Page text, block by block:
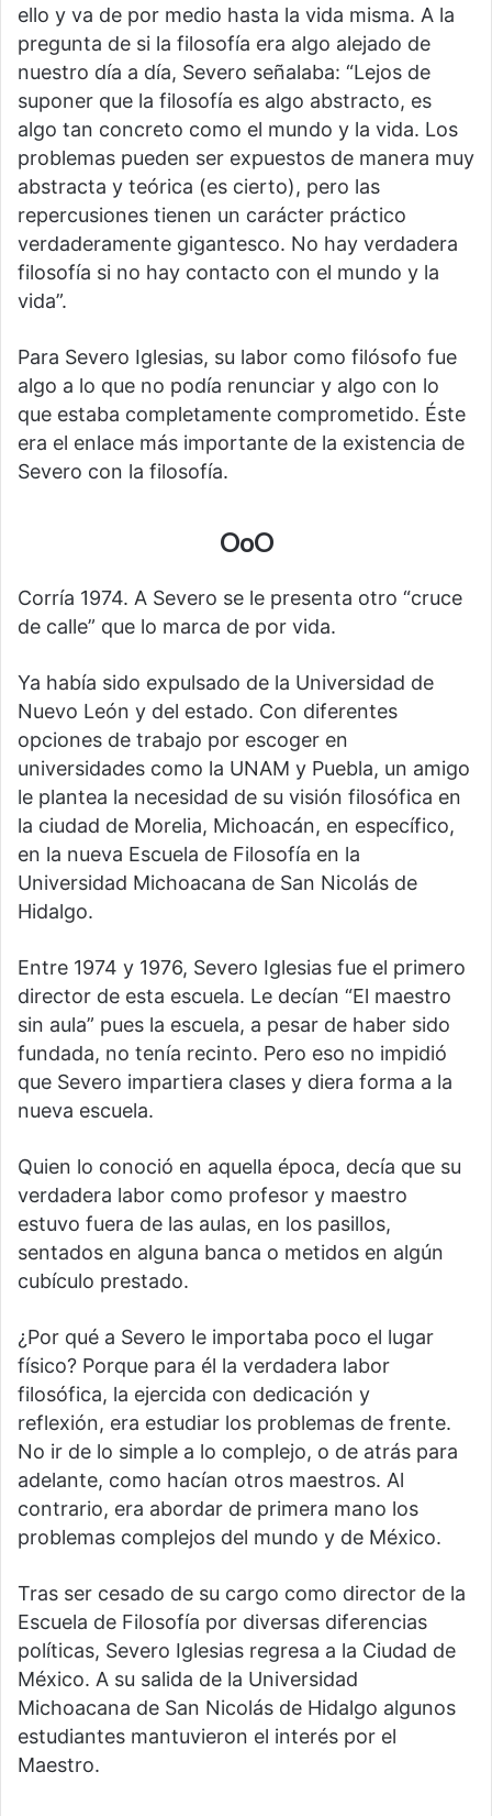
ello y va de por medio hasta la vida misma. A la
pregunta de si la filosofía era algo alejado de
nuestro día a día, Severo señalaba: “Lejos de
suponer que la filosofía es algo abstracto, es
algo tan concreto como el mundo y la vida. Los
problemas pueden ser expuestos de manera muy
abstracta y teórica (es cierto), pero las
repercusiones tienen un carácter práctico
verdaderamente gigantesco. No hay verdadera
filosofía si no hay contacto con el mundo y la
vida”.
Para Severo Iglesias, su labor como filósofo fue
algo a lo que no podía renunciar y algo con lo
que estaba completamente comprometido. Éste
era el enlace más importante de la existencia de
Severo con la filosofía.
OoO
Corría 1974. A Severo se le presenta otro “cruce
de calle” que lo marca de por vida.
Ya había sido expulsado de la Universidad de
Nuevo León y del estado. Con diferentes
opciones de trabajo por escoger en
universidades como la UNAM y Puebla, un amigo
le plantea la necesidad de su visión filosófica en
la ciudad de Morelia, Michoacán, en específico,
en la nueva Escuela de Filosofía en la
Universidad Michoacana de San Nicolás de
Hidalgo.
Entre 1974 y 1976, Severo Iglesias fue el primero
director de esta escuela. Le decían “El maestro
sin aula” pues la escuela, a pesar de haber sido
fundada, no tenía recinto. Pero eso no impidió
que Severo impartiera clases y diera forma a la
nueva escuela.
Quien lo conoció en aquella época, decía que su
verdadera labor como profesor y maestro
estuvo fuera de las aulas, en los pasillos,
sentados en alguna banca o metidos en algún
cubículo prestado.
¿Por qué a Severo le importaba poco el lugar
físico? Porque para él la verdadera labor
filosófica, la ejercida con dedicación y
reflexión, era estudiar los problemas de frente.
No ir de lo simple a lo complejo, o de atrás para
adelante, como hacían otros maestros. Al
contrario, era abordar de primera mano los
problemas complejos del mundo y de México.
Tras ser cesado de su cargo como director de la
Escuela de Filosofía por diversas diferencias
políticas, Severo Iglesias regresa a la Ciudad de
México. A su salida de la Universidad
Michoacana de San Nicolás de Hidalgo algunos
estudiantes mantuvieron el interés por el
Maestro.